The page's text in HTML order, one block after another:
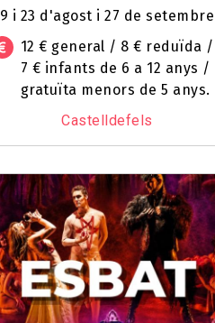
9 i 23 d'agost i 27 de setembre
12 € general / 8 € reduïda /
7 € infants de 6 a 12 anys /
gratuïta menors de 5 anys.
Castelldefels